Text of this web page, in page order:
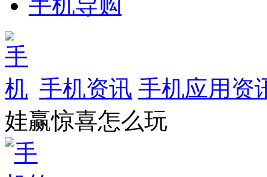
手机资讯 手机应用资
娃赢惊喜怎么玩